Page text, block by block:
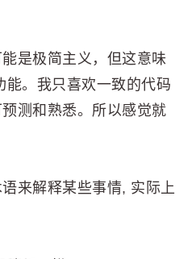
是极简主义，但这意味
能。我只喜欢一致的代码
预测和熟悉。所以感觉就
来解释某些事情, 实际上